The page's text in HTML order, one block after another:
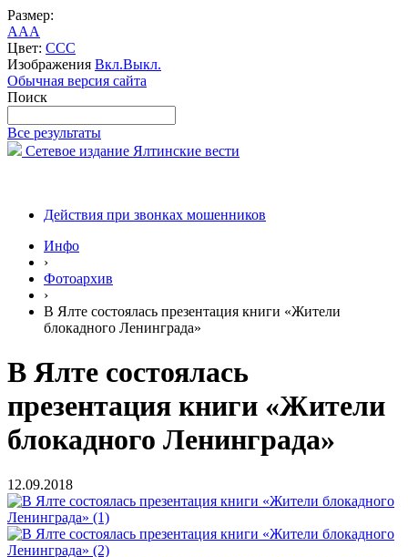
Размер:
AAA
Цвет: CCC
Изображения Вкл.Выкл.
Обычная версия сайта
Поиск
Все результаты
Сетевое издание Ялтинские вести
Действия при звонках мошенников
Инфо
›
Фотоархив
›
В Ялте состоялась презентация книги «Жители
блокадного Ленинграда»
В Ялте состоялась
презентация книги «Жители
блокадного Ленинграда»
12.09.2018